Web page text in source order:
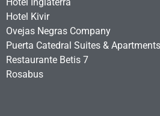
Hotel Kivir
Ovejas Negras Company
Puerta Catedral Suites & Apartments
Restaurante Betis 7
Rosabus